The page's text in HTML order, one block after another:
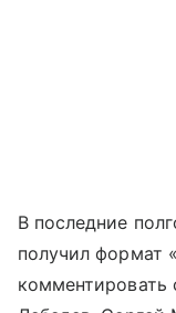
В последние
получил формат
комментировать